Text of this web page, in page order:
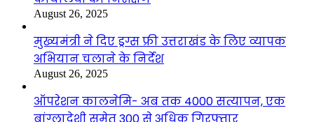
August 26, 2025
मुख्यमंत्री ने दिए ड्रग्स फ्री उत्तराखंड के लिए व्यापक
अभियान चलाने के निर्देश
August 26, 2025
ऑपरेशन कालनेमि- अब तक 4000 सत्यापन, एक
बांग्लादेशी समेत 300 से अधिक गिरफ्तार